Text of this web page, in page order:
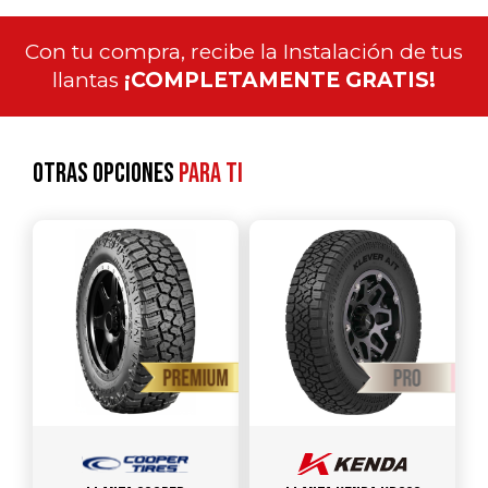
Con tu compra, recibe la Instalación de tus
llantas ¡COMPLETAMENTE GRATIS!
Otras opcionespara ti